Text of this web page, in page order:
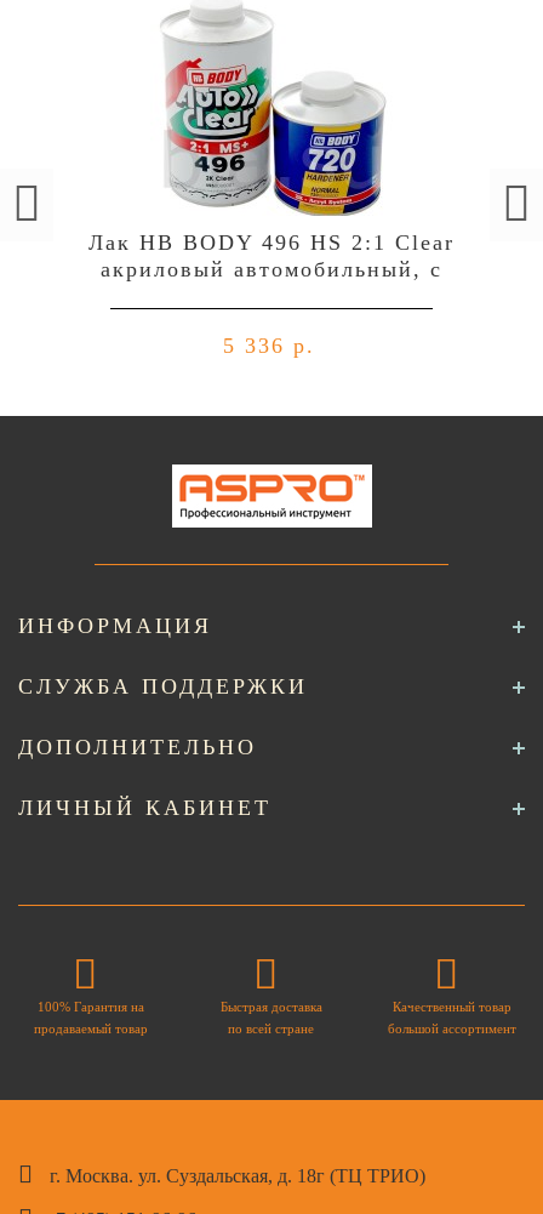
Лак HB BODY 496 HS 2:1 Clear
акриловый автомобильный, c
5 336 р.
ИНФОРМАЦИЯ
СЛУЖБА ПОДДЕРЖКИ
ДОПОЛНИТЕЛЬНО
ЛИЧНЫЙ КАБИНЕТ
100% Гарантия на
продаваемый товар
Быстрая доставка
по всей стране
Качественный товар
большой ассортимент
г. Москва. ул. Суздальская, д. 18г (ТЦ ТРИО)